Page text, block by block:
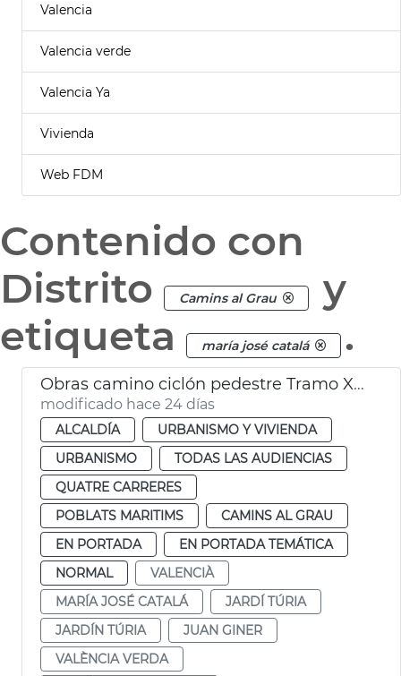
Valencia
Valencia verde
Valencia Ya
Vivienda
Web FDM
Contenido con
Distrito
Camins al Grau
y
etiqueta
maría josé catalá .
Obras camino ciclón pedestre Tramo XVI Turia Pont Astilleros València
modificado hace 24 días
ALCALDÍA
URBANISMO Y VIVIENDA
URBANISMO
TODAS LAS AUDIENCIAS
QUATRE CARRERES
POBLATS MARITIMS
CAMINS AL GRAU
EN PORTADA
EN PORTADA TEMÁTICA
NORMAL
VALENCIÀ
MARÍA JOSÉ CATALÁ
JARDÍ TÚRIA
JARDÍN TÚRIA
JUAN GINER
VALÈNCIA VERDA